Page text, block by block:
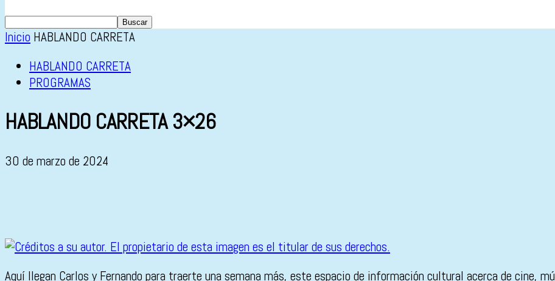
Inicio HABLANDO CARRETA
HABLANDO CARRETA
PROGRAMAS
HABLANDO CARRETA 3×26
30 de marzo de 2024
Aquí llegan Carlos y Fernando para traerte una semana más, este espacio de información cultural acerca de cine,